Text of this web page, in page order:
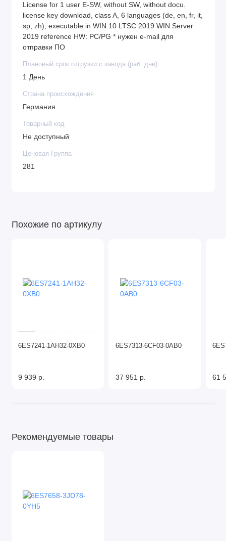
License for 1 user E-SW, without SW, without docu.
license key download, class A, 6 languages (de, en, fr, it,
sp, zh), executable in WIN 10 LTSC 2019 WIN Server
2019 reference HW: PC/PG * нужен e-mail для
отправки ПО
Плановый срок отгрузки с завода (раб. дни)
1 День
Страна происхождения
Германия
Товарный код
Не доступный
Ценовая Группа
281
Похожие по артикулу
6ES7241-1AH32-0XB0
9 939 р.
6ES7313-6CF03-0AB0
37 951 р. 61
Рекомендуемые товары